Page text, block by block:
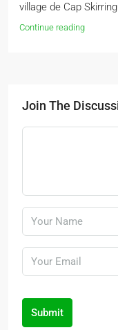
village de Cap
Continue reading
Join The
Submit